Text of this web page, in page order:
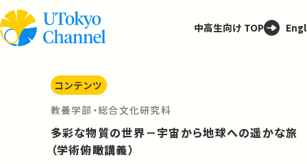
中高生向け TOP
コンテンツ
教養学部・総合文化研究科
多彩な物質の世界－宇宙から地球への遥かな旅
（学術俯瞰講義）